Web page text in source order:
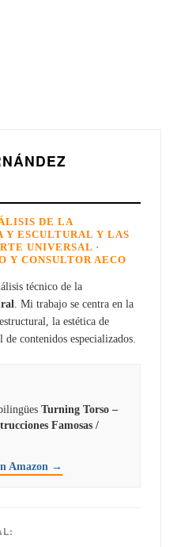
DE LA
Y ESCULTURAL Y LAS
UNIVERSAL ·
Y CONSULTOR AECO
técnico de la
. Mi trabajo se centra en la
la estética de
contenidos especializados.
Turning Torso –
Famosas /
Amazon →